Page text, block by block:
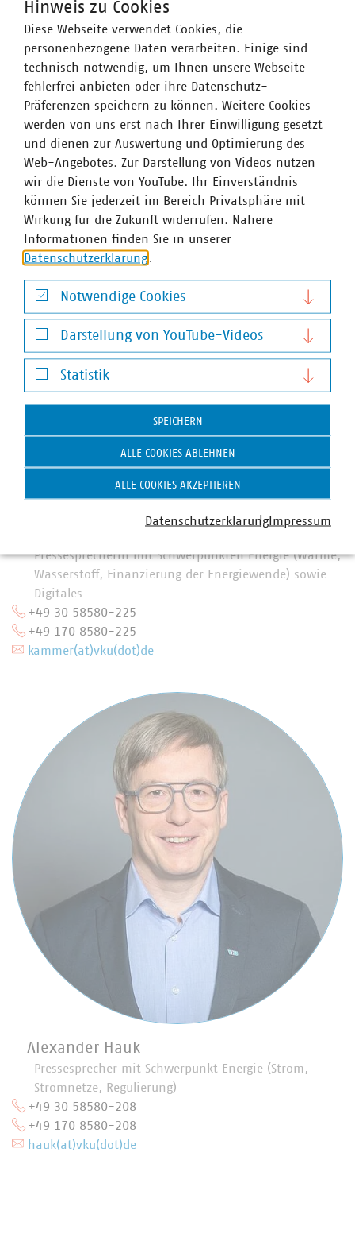
Stefan Luig
Leiter Presse und Pressesprecher mit Schwerpunkt
Wasser/Abwasser
+49 170 8580-226
luig(at)vku(dot)de
Anna Theresa Kammer
Pressesprecherin mit Schwerpunkten Energie (Wärme,
Wasserstoff, Finanzierung der Energiewende) sowie
Digitales
+49 30 58580-225
+49 170 8580-225
kammer(at)vku(dot)de
Alexander Hauk
Pressesprecher mit Schwerpunkt Energie (Strom,
Stromnetze, Regulierung)
+49 30 58580-208
+49 170 8580-208
hauk(at)vku(dot)de
Hinweis zu Cookies
Diese Webseite verwendet Cookies, die
personenbezogene Daten verarbeiten. Einige sind
technisch notwendig, um Ihnen unsere Webseite
fehlerfrei anbieten oder ihre Datenschutz-
Präferenzen speichern zu können. Weitere Cookies
werden von uns erst nach Ihrer Einwilligung gesetzt
und dienen zur Auswertung und Optimierung des
Web-Angebotes. Zur Darstellung von Videos nutzen
wir die Dienste von YouTube. Ihr Einverständnis
können Sie jederzeit im Bereich Privatsphäre mit
Wirkung für die Zukunft widerrufen. Nähere
Informationen finden Sie in unserer
Datenschutzerklärung
Notwendige Cookies
Notwendige Cookies
Darstellung von YouTube-Videos
Darstellung von YouTube-Videos
Statistik
Statistik
SPEICHERN
ALLE COOKIES ABLEHNEN
ALLE COOKIES AKZEPTIEREN
DatenschutzerklärungImpressum